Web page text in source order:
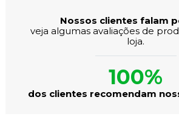
Nossos clientes falam
veja algumas avaliações de
loja.
100%
dos clientes recomendam